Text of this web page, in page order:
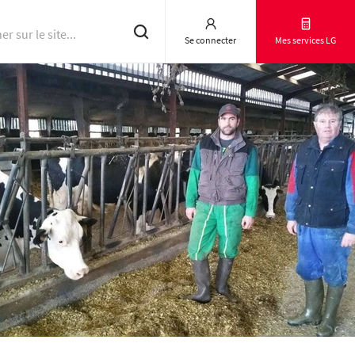
Résultats d'essai
Se connecter Mes services LG